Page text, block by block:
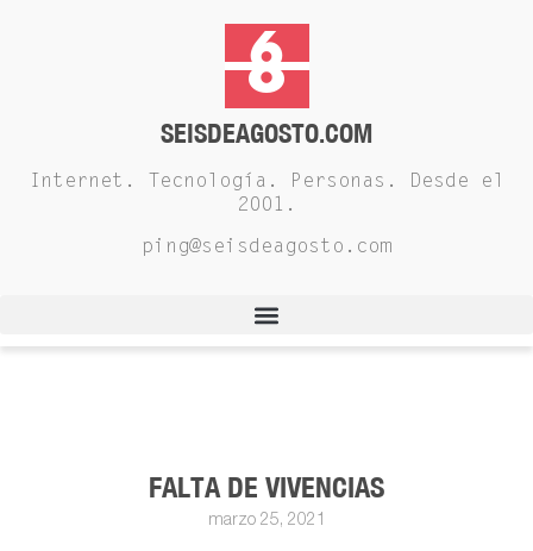
SEISDEAGOSTO.COM
Internet. Tecnología. Personas. Desde el
2001.
ping@seisdeagosto.com
FALTA DE VIVENCIAS
marzo 25, 2021